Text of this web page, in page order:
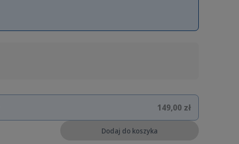
149,00 zł
Dodaj do koszyka